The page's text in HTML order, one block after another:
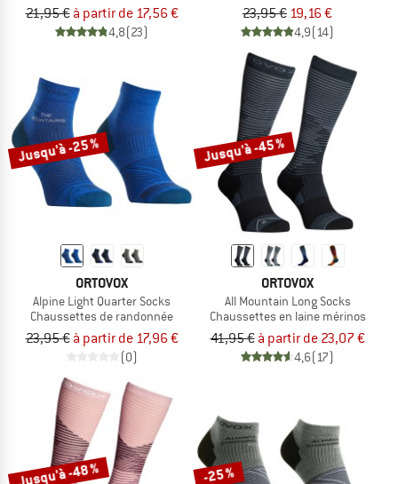
21,95 € à partir de 17,56 €
4,8(23)
23,95 € 19,16 €
4,9(14)
Jusqu'à -25 %
ORTOVOX
Alpine Light Quarter Socks
Chaussettes de randonnée
23,95 € à partir de 17,96 €
(0)
Jusqu'à -45 %
ORTOVOX
All Mountain Long Socks
Chaussettes en laine mérinos
41,95 € à partir de 23,07 €
4,6(17)
Jusqu'à -48 % -25 %